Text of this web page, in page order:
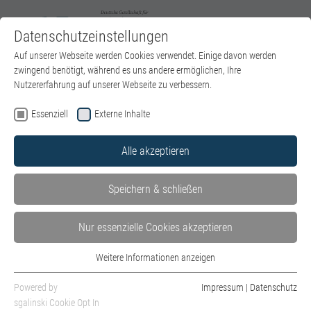
Zum Hauptinhalt springen
Sie sind hier:
DGPT e.V. Über uns
Geschichte der DGPT
Psychoanalyse 1918-1975
Vorstand & Geschäftsstelle
Institute
Fachgesellschaften & Netzwerk Freie Institute
Vertrauensleute-Ethik-Leitlinien
Datenschutzeinstellungen
Auf unserer Webseite werden Cookies verwendet. Einige davon werden
zwingend benötigt, während es uns andere ermöglichen, Ihre
Nutzererfahrung auf unserer Webseite zu verbessern.
Essenziell Externe Inhalte
Alle akzeptieren
Speichern & schließen
Nur essenzielle Cookies akzeptieren
Essenzielle Cookies werden für grundlegende Funktionen der Webseite
benötigt. Dadurch ist gewährleistet, dass die Webseite einwandfrei
Weitere Informationen anzeigen
Powered by
sgalinski Cookie Opt In
Impressum | Datenschutz